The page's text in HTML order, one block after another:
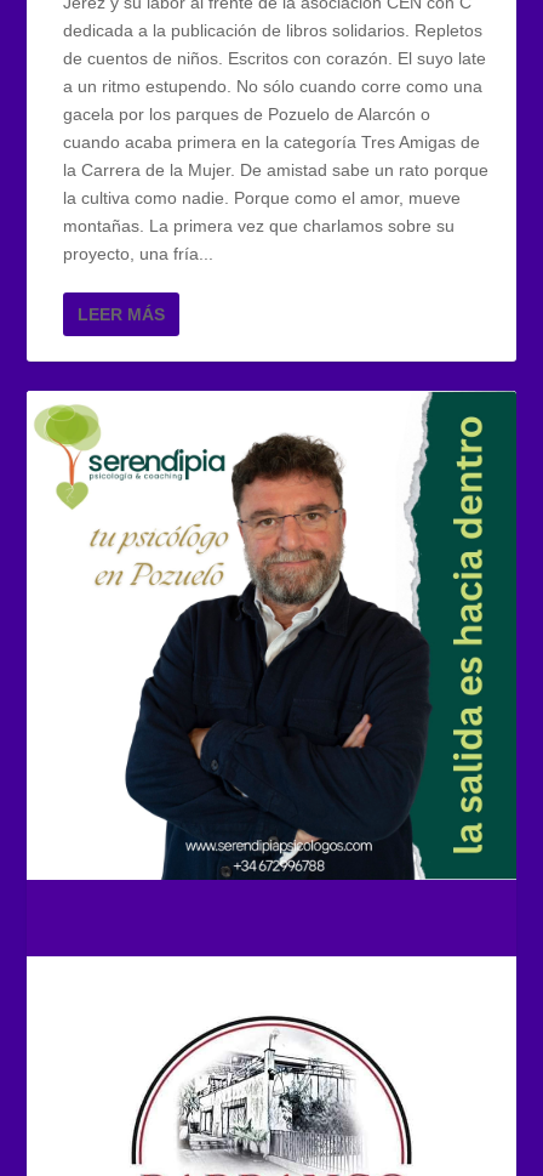
dedicada a la publicación de libros solidarios. Repletos
de cuentos de niños. Escritos con corazón. El suyo late
a un ritmo estupendo. No sólo cuando corre como una
gacela por los parques de Pozuelo de Alarcón o
cuando acaba primera en la categoría Tres Amigas de
la Carrera de la Mujer. De amistad sabe un rato porque
la cultiva como nadie. Porque como el amor, mueve
montañas. La primera vez que charlamos sobre su
proyecto, una fría...
LEER MÁS